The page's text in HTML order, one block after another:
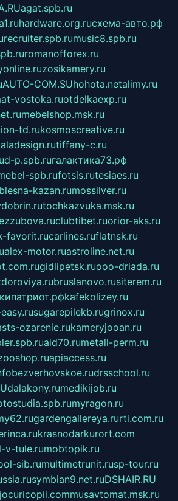
agat.spb.ru
hardware.org.ruсхема-авто.рф
recruiter.spb.rumusic8.spb.ru
romanofforex.ru
zosikamery.ru
AUTO-COM.SUhohota.netalimy.ru
vostoka.ruotdelkaexp.ru
mebelshop.msk.ru
td.rukosmoscreative.ru
tiffany-c.ru
d-p.spb.ruгалактика73.рф
spb.rufotsis.rutesiaes.ru
blesna-kazan.rumossilver.ru
tochkazvuka.msk.ru
clubtibet.ruorior-aks.ru
favorit.rucarlines.ruflatnsk.ru
alex-motor.ruastroline.net.ru
gidlipetsk.ruooo-driada.ru
bruslanovo.rusiterem.ru
kafekolizey.ru
sugarepilekb.rugrinox.ru
ozarenie.rukameryjooan.ru
aid70.rumetall-perm.ru
apiaccess.ru
bezverhovskoe.rudrsschool.ru
dalakony.rumedikijob.ru
myragon.ru
gardengallereya.rurti.com.ru
krasnodarkurort.com
v-tule.rumobtopik.ru
sib.rumultimetrunit.rusp-tour.ru
symbian9.net.ruDSHAIR.RU
musavtomat.msk.ru